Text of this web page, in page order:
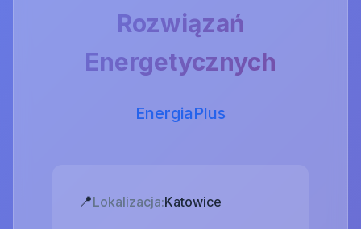
Rozwiązań
Energetycznych
EnergiaPlus
📍Lokalizacja:Katowice